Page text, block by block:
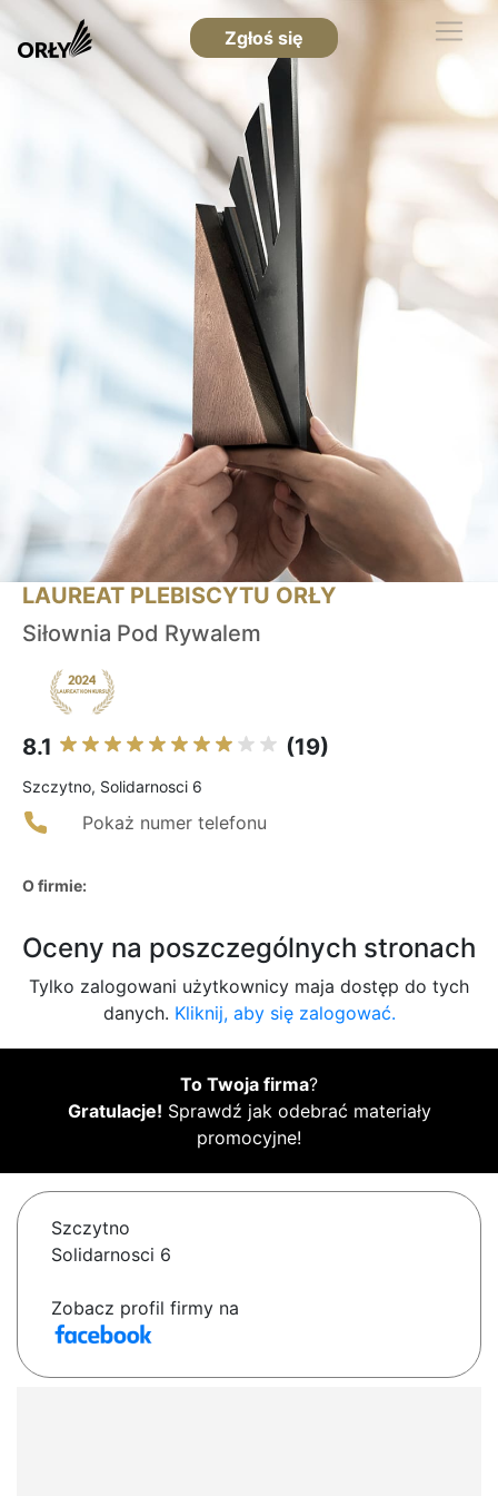
Zgłoś się
LAUREAT PLEBISCYTU ORŁY
Siłownia Pod Rywalem
8.1 (19)
Szczytno, Solidarnosci 6
Pokaż numer telefonu
O firmie:
Oceny na poszczególnych stronach
Tylko zalogowani użytkownicy maja dostęp do tych
danych. Kliknij, aby się zalogować.
To Twoja firma?
Gratulacje! Sprawdź jak odebrać materiały
promocyjne!
Szczytno
Solidarnosci 6
Zobacz profil firmy na